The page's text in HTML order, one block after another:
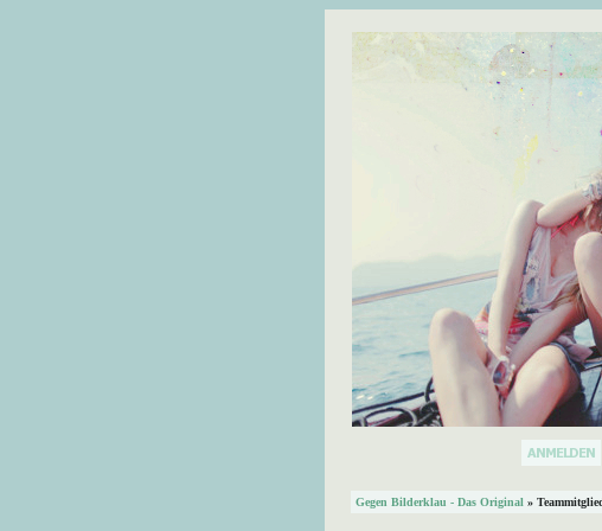
Gegen Bilderklau - Das Original »